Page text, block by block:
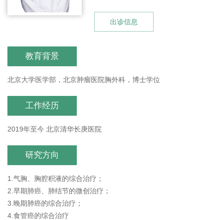
出诊信息
教育背景
北京大学医学部，北京肿瘤医院胸外科，博士学位
工作经历
2019年至今 北京清华长庚医院
研究方向
1.气胸、胸腔积液的综合治疗；
2.早期肺癌、肺结节的微创治疗；
3.晚期肺癌的综合治疗；
4.食管癌的综合治疗